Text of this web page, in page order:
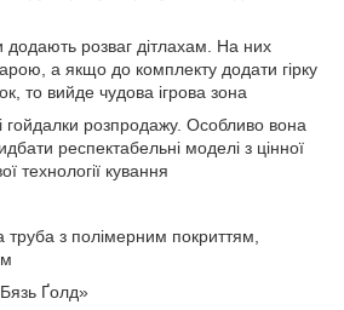
додають розваг дітлахам. На них
а якщо до комплекту додати гірку
то вийде чудова ігрова зона
гойдалки розпродажу. Особливо вона
респектабельні моделі з цінної
технології кування
труба з полімерним покриттям,
Ґолд»